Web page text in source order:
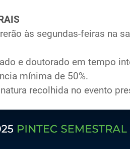
às segundas-feiras na
e doutorado em tempo
mínima de 50%.
recolhida no evento